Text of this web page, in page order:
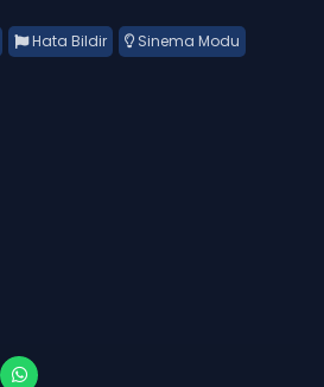
Hata Bildir Sinema Modu